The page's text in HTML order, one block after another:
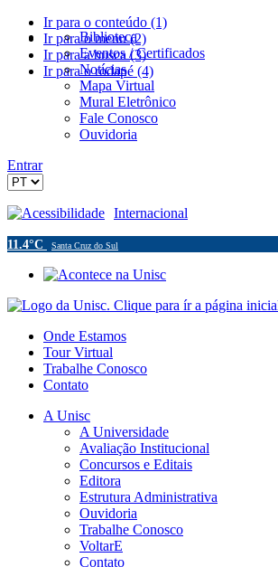
Ir para o conteúdo (1)
Ir para o menu (2)
Ir para a busca (3)
Ir para o rodapé (4)
Biblioteca
Eventos / Certificados
Notícias
Mapa Virtual
Mural Eletrônico
Fale Conosco
Ouvidoria
Entrar
Acessibilidade Internacional
11.4°C Santa Cruz do Sul
Onde Estamos
Tour Virtual
Trabalhe Conosco
Contato
A Unisc
A Universidade
Avaliação Institucional
Concursos e Editais
Editora
Estrutura Administrativa
Ouvidoria
Trabalhe Conosco
VoltarE
Contato